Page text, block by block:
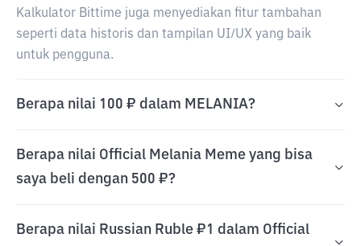
Kalkulator Bittime juga menyediakan fitur tambahan
seperti data historis dan tampilan UI/UX yang baik
untuk pengguna.
Berapa nilai 100 ₽ dalam MELANIA?
Berapa nilai Official Melania Meme yang bisa
saya beli dengan 500 ₽?
Berapa nilai Russian Ruble ₽1 dalam Official